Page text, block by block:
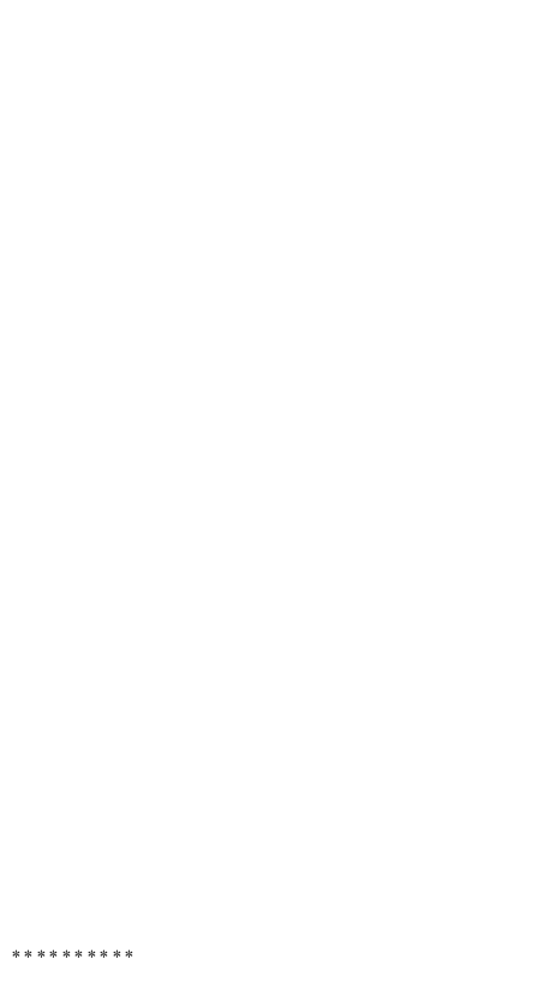
**********